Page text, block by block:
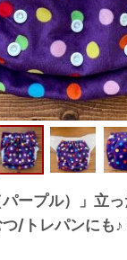
パープル）」立
/トレパンにも